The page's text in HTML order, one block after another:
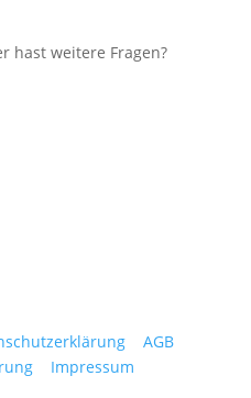
hast weitere Fragen?
|AGB
Impressum